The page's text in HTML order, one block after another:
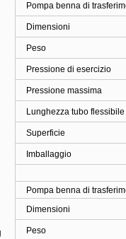
Pompa benna di
Dimensioni
Peso
Pressione di esercizio
Pressione massima
Lunghezza tubo flessibile
Superficie
Imballaggio
Pompa benna di
Dimensioni
Peso